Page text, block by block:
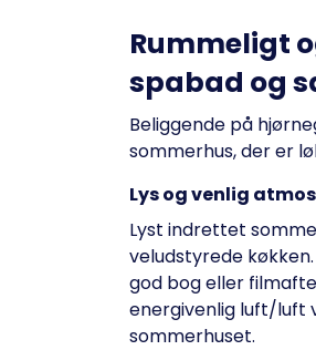
Rummeligt
spabad og
Beliggende på
sommerhus, der er
Lys og venlig
Lyst indrettet
veludstyrede
god bog eller
energivenlig luft/luft
sommerhuset.